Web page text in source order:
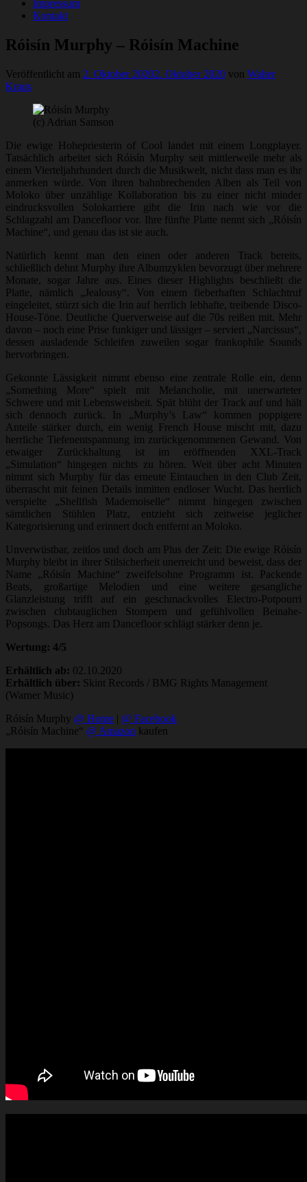
Impressum
Kontakt
Róisín Murphy – Róisín Machine
Veröffentlicht am 2. Oktober 20202. Oktober 2020 von Walter
Kraus
(c) Adrian Samson
Die ewige Hohepriesterin of Cool landet mit einem Longplayer.
Tatsächlich arbeitet sich Róisín Murphy seit mittlerweile mehr als
einem Vierteljahrhundert durch die Musikwelt, nicht dass man es ihr
anmerken würde. Von ihren bahnbrechenden Alben als Teil von
Moloko über unzählige Kollaboration bis zu einer nicht minder
eindrucksvollen Solokarriere gibt die Irin nach wie vor die
Schlagzahl am Dancefloor vor. Ihre fünfte Platte nennt sich „Róisín
Machine“, und genau das ist sie auch.
Natürlich kennt man den einen oder anderen Track bereits,
schließlich dehnt Murphy ihre Albumzyklen bevorzugt über mehrere
Monate, sogar Jahre aus. Eines dieser Highlights beschließt die
Platte, nämlich „Jealousy“. Von einem fieberhaften Schlachtruf
eingeleitet, stürzt sich die Irin auf herrlich lebhafte, treibende Disco-
House-Töne. Deutliche Querverweise auf die 70s reißen mit. Mehr
davon – noch eine Prise funkiger und lässiger – serviert „Narcissus“,
dessen ausladende Schleifen zuweilen sogar frankophile Sounds
hervorbringen.
Gekonnte Lässigkeit nimmt ebenso eine zentrale Rolle ein, denn
„Something More“ spielt mit Melancholie, mit unerwarteter
Schwere und mit Lebensweisheit. Spät blüht der Track auf und hält
sich dennoch zurück. In „Murphy’s Law“ kommen poppigere
Anteile stärker durch, ein wenig French House mischt mit, dazu
herrliche Tiefenentspannung im zurückgenommenen Gewand. Von
etwaiger Zurückhaltung ist im eröffnenden XXL-Track
„Simulation“ hingegen nichts zu hören. Weit über acht Minuten
nimmt sich Murphy für das erneute Eintauchen in den Club Zeit,
überrascht mit feinen Details inmitten endloser Wucht. Das herrlich
verspielte „Shellfish Mademoiselle“ nimmt hingegen zwischen
sämtlichen Stühlen Platz, entzieht sich zeitweise jeglicher
Kategorisierung und erinnert doch entfernt an Moloko.
Unverwüstbar, zeitlos und doch am Plus der Zeit: Die ewige Róisín
Murphy bleibt in ihrer Stilsicherheit unerreicht und beweist, dass der
Name „Róisín Machine“ zweifelsohne Programm ist. Packende
Beats, großartige Melodien und eine weitere gesangliche
Glanzleistung trifft auf ein geschmackvolles Electro-Potpourri
zwischen clubtauglichen Stompern und gefühlvollen Beinahe-
Popsongs. Das Herz am Dancefloor schlägt stärker denn je.
Wertung: 4/5
Erhältlich ab: 02.10.2020
Erhältlich über: Skint Records / BMG Rights Management
(Warner Music)
Róisín Murphy @ Home | @ Facebook
„Róisín Machine“ @ Amazon kaufen